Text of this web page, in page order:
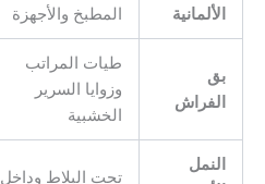
الألمانية
المطبخ والأجهزة
بق
الفراش
طيات المراتب
وزوايا السرير
الخشبية
النمل
تحت البلاط وداخل